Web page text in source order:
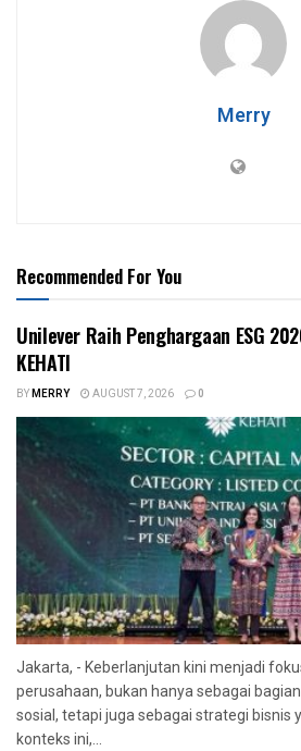
Merry
Recommended For You
Unilever Raih Penghargaan ESG
KEHATI
BYMERRY AUGUST 7, 2026 0
Jakarta, - Keberlanjutan kini menjadi
perusahaan, bukan hanya sebagai
sosial, tetapi juga sebagai strategi bisnis
konteks ini,...